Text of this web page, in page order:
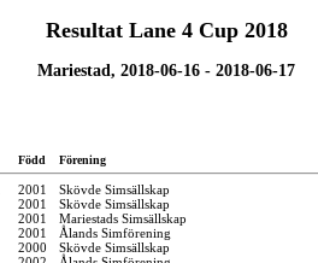
Resultat Lane 4 Cup 2018
Mariestad, 2018-06-16 - 2018-06-17
Född Förening
2001 Skövde Simsällskap
2001 Skövde Simsällskap
2001 Mariestads Simsällskap
2001 Ålands Simförening
2000 Skövde Simsällskap